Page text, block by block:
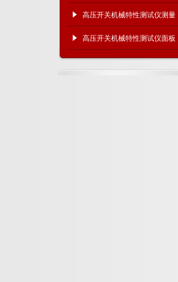
绍
高压开关机械特性测试仪测量
术语解析
高压开关机械特性测试仪面板
示意图